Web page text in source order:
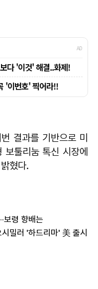
결과를 기반으로 미
툴리눔 톡신 시장에
혔다.
보령 향배는
밀러 '하드리마' 美 출시